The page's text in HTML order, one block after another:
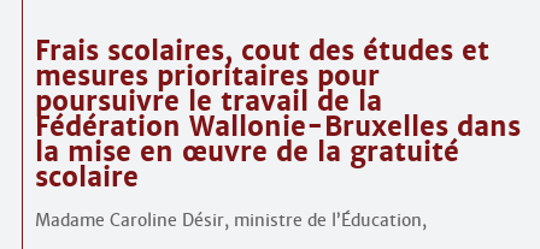
Frais scolaires, cout des études et
mesures prioritaires pour
poursuivre le travail de la
Fédération Wallonie-Bruxelles dans
la mise en œuvre de la gratuité
scolaire
Madame Caroline Désir, ministre de l’Éducation,